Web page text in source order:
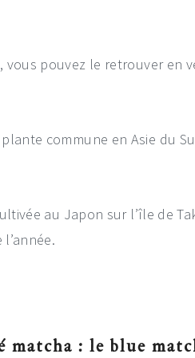
vous pouvez le retrouver en
commune en Asie du
au Japon sur l’île de
matcha : le blue